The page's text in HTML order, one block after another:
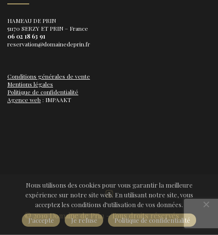
HAMEAU DE PRIN
51170 SERZY ET PRIN – France
06 02 18 63 91
reservation@domainedeprin.fr
Conditions générales de vente
Mentions légales
Politique de confidentialité
Agence web : IMPAAKT
© 2019 Domaine de Prin - Tous droits réservés
Nous utilisons des cookies pour vous garantir la meilleure
expérience sur notre site web. En utilisant notre site, vous
acceptez les conditions d'utilisation de vos données.
J'accepte
Je refuse Politique de confidentialité